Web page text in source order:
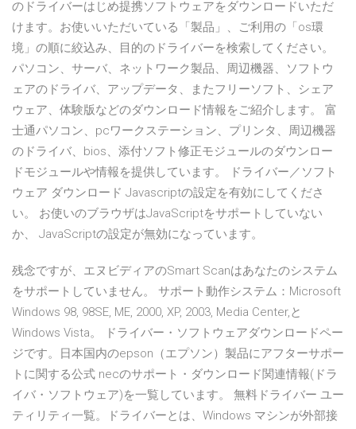
のドライバーはじめ提携ソフトウェアをダウンロードいただ
けます。お使いいただいている「製品」、ご利用の「os環
境」の順に絞込み、目的のドライバーを検索してください。
パソコン、サーバ、ネットワーク製品、周辺機器、ソフトウ
ェアのドライバ、アップデータ、またフリーソフト、シェア
ウェア、体験版などのダウンロード情報をご紹介します。 富
士通パソコン、pcワークステーション、プリンタ、周辺機器
のドライバ、bios、添付ソフト修正モジュールのダウンロー
ドモジュールや情報を提供しています。 ドライバー／ソフト
ウェア ダウンロード Javascriptの設定を有効にしてくださ
い。 お使いのブラウザはJavaScriptをサポートしていない
か、 JavaScriptの設定が無効になっています。
残念ですが、エヌビディアのSmart Scanはあなたのシステム
をサポートしていません。 サポート動作システム：Microsoft
Windows 98, 98SE, ME, 2000, XP, 2003, Media Center,と
Windows Vista。 ドライバー・ソフトウェアダウンロードペー
ジです。日本国内のepson（エプソン）製品にアフターサポー
トに関する公式 necのサポート・ダウンロード関連情報(ドラ
イバ・ソフトウェア)を一覧しています。 無料ドライバー ユー
ティリティ一覧。ドライバーとは、Windows マシンが外部接